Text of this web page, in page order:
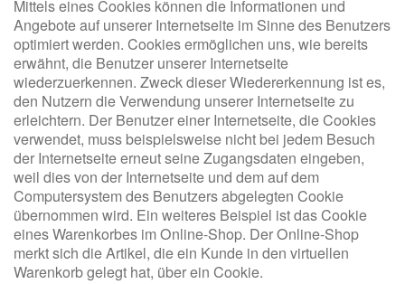
Mittels eines Cookies können die Informationen und
Angebote auf unserer Internetseite im Sinne des Benutzers
optimiert werden. Cookies ermöglichen uns, wie bereits
erwähnt, die Benutzer unserer Internetseite
wiederzuerkennen. Zweck dieser Wiedererkennung ist es,
den Nutzern die Verwendung unserer Internetseite zu
erleichtern. Der Benutzer einer Internetseite, die Cookies
verwendet, muss beispielsweise nicht bei jedem Besuch
der Internetseite erneut seine Zugangsdaten eingeben,
weil dies von der Internetseite und dem auf dem
Computersystem des Benutzers abgelegten Cookie
übernommen wird. Ein weiteres Beispiel ist das Cookie
eines Warenkorbes im Online-Shop. Der Online-Shop
merkt sich die Artikel, die ein Kunde in den virtuellen
Warenkorb gelegt hat, über ein Cookie.